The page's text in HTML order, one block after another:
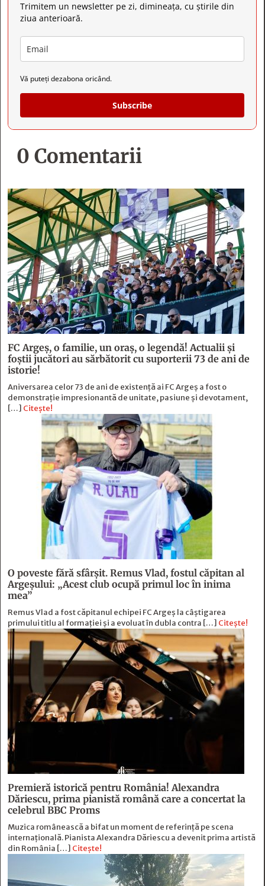
Trimitem un newsletter pe zi, dimineața, cu știrile din
ziua anterioară.
Vă puteți dezabona oricând.
Subscribe
0 Comentarii
FC Argeş, o familie, un oraș, o legendă! Actualii şi
foştii jucători au sărbătorit cu suporterii 73 de ani de
istorie!
Aniversarea celor 73 de ani de existență ai FC Argeș a fost o
demonstrație impresionantă de unitate, pasiune și devotament,
[…] Citește!
O poveste fără sfârşit. Remus Vlad, fostul căpitan al
Argeşului: „Acest club ocupă primul loc în inima
mea”
Remus Vlad a fost căpitanul echipei FC Argeș la câștigarea
primului titlu al formației și a evoluat în dubla contra […] Citește!
Premieră istorică pentru România! Alexandra
Dăriescu, prima pianistă română care a concertat la
celebrul BBC Proms
Muzica românească a bifat un moment de referință pe scena
internațională. Pianista Alexandra Dăriescu a devenit prima artistă
din România […] Citește!